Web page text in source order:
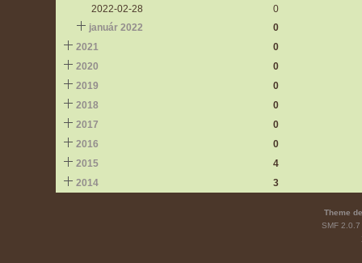
2022-02-28
0
január 2022
0
2021
0
2020
0
2019
0
2018
0
2017
0
2016
0
2015
4
2014
3
Theme
SMF 2.0.7